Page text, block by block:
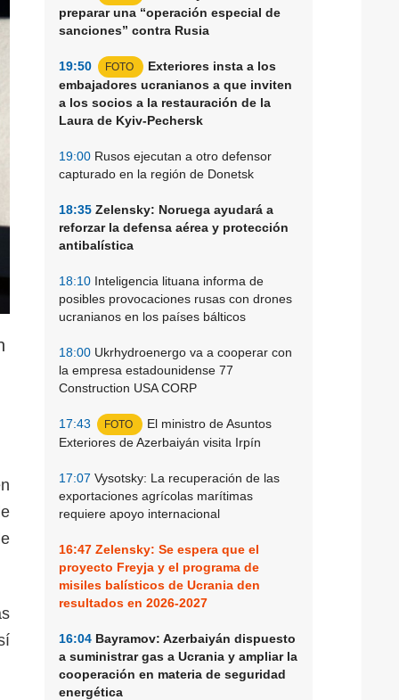
preparar una “operación especial de
sanciones” contra Rusia
19:50 FOTO
Exteriores insta a los
embajadores ucranianos a que inviten
a los socios a la restauración de la
Laura de Kyiv-Pechersk
19:00 Rusos ejecutan a otro defensor
capturado en la región de Donetsk
18:35 Zelensky: Noruega ayudará a
reforzar la defensa aérea y protección
antibalística
18:10 Inteligencia lituana informa de
posibles provocaciones rusas con drones
ucranianos en los países bálticos
18:00 Ukrhydroenergo va a cooperar con
la empresa estadounidense 77
Construction USA CORP
17:43 FOTO
El ministro de Asuntos
Exteriores de Azerbaiyán visita Irpín
17:07 Vysotsky: La recuperación de las
exportaciones agrícolas marítimas
requiere apoyo internacional
16:47 Zelensky: Se espera que el
proyecto Freyja y el programa de
misiles balísticos de Ucrania den
resultados en 2026-2027
16:04 Bayramov: Azerbaiyán dispuesto
a suministrar gas a Ucrania y ampliar la
cooperación en materia de seguridad
energética